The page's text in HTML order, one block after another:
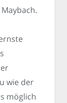
wie der
möglich